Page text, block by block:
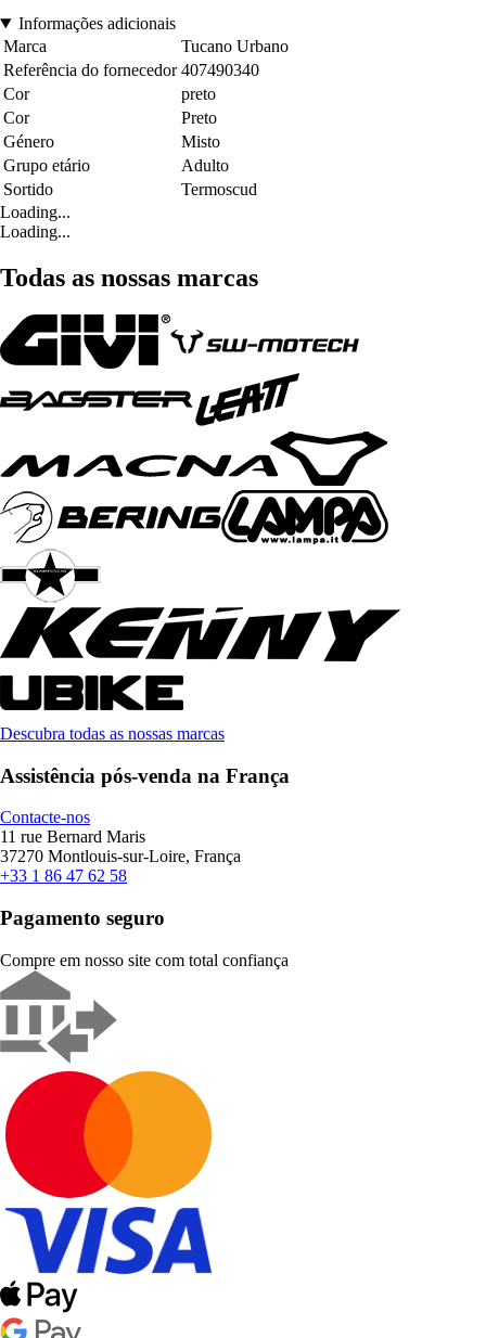
Informações adicionais
Marca
Tucano Urbano
Referência do fornecedor 407490340
Cor
preto
Cor
Preto
Género
Misto
Grupo etário
Adulto
Sortido
Termoscud
Loading...
Loading...
Todas as nossas marcas
Descubra todas as nossas marcas
Assistência pós-venda na França
Contacte-nos
11 rue Bernard Maris
37270 Montlouis-sur-Loire, França
+33 1 86 47 62 58
Pagamento seguro
Compre em nosso site com total confiança